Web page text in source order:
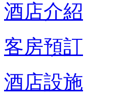
酒店介紹
客房預訂
酒店設施